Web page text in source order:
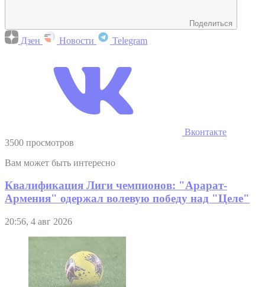
Поделиться
Дзен Новости Telegram
Вконтакте
3500 просмотров
Вам может быть интересно
Квалификация Лиги чемпионов: "Арарат-
Армения" одержал волевую победу над "Целе"
20:56, 4 авг 2026